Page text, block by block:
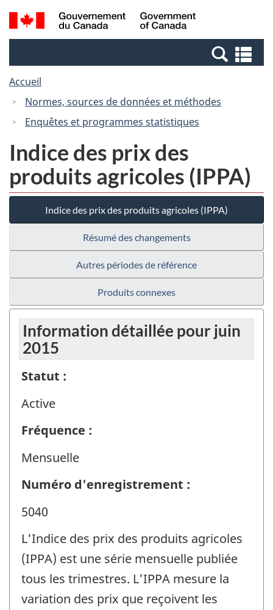
Passer
au
Passer
à
Canada
Recherche
et
et
Accueil
Normes, sources de données et méthodes
Enquêtes et programmes statistiques
Indice des prix des
produits agricoles (IPPA)
Indice des prix des produits agricoles (IPPA)
Résumé des changements
Autres périodes de référence
Produits connexes
Information détaillée pour juin
2015
Statut :
Active
Fréquence :
Mensuelle
Numéro d'enregistrement :
5040
L'Indice des prix des produits agricoles
(IPPA) est une série mensuelle publiée
tous les trimestres. L'IPPA mesure la
variation des prix que reçoivent les